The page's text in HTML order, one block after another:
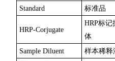
Standard
标准品
HRP-Corjugate
HRP标记
体
Sample Diluent 样本稀释